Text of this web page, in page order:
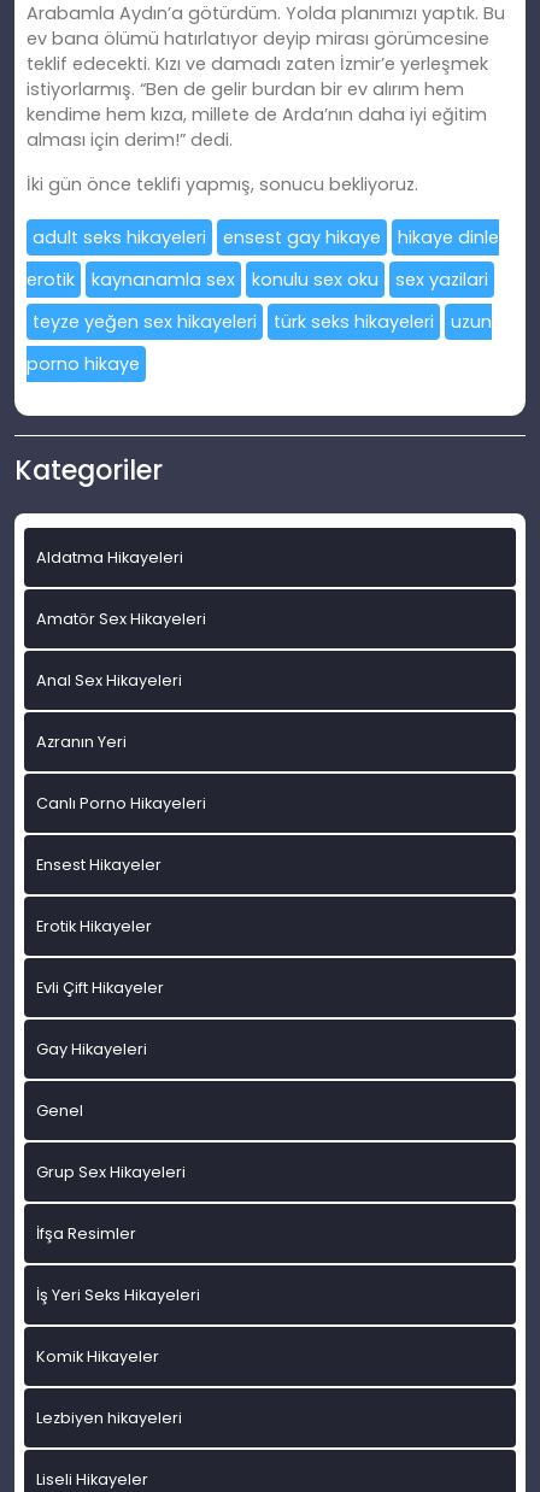
Arabamla Aydın’a götürdüm. Yolda planımızı yaptık. Bu
ev bana ölümü hatırlatıyor deyip mirası görümcesine
teklif edecekti. Kızı ve damadı zaten İzmir’e yerleşmek
istiyorlarmış. “Ben de gelir burdan bir ev alırım hem
kendime hem kıza, millete de Arda’nın daha iyi eğitim
alması için derim!” dedi.
İki gün önce teklifi yapmış, sonucu bekliyoruz.
adult seks hikayeleri ensest gay hikaye
hikaye dinle
erotik
kaynanamla sex konulu sex oku
sex yazilari
teyze yeğen sex hikayeleri
türk seks hikayeleri
uzun
porno hikaye
Kategoriler
Aldatma Hikayeleri
Amatör Sex Hikayeleri
Anal Sex Hikayeleri
Azranın Yeri
Canlı Porno Hikayeleri
Ensest Hikayeler
Erotik Hikayeler
Evli Çift Hikayeler
Gay Hikayeleri
Genel
Grup Sex Hikayeleri
İfşa Resimler
İş Yeri Seks Hikayeleri
Komik Hikayeler
Lezbiyen hikayeleri
Liseli Hikayeler